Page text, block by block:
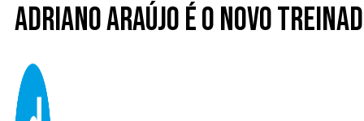
Adriano Araújo é o novo